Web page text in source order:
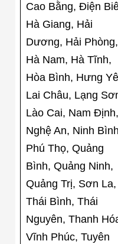
Cao Bằng, Điện
Hà Giang, Hải
Dương, Hải Phòng,
Hà Nam, Hà Tĩnh,
Hòa Bình, Hưng
Lai Châu, Lạng
Lào Cai, Nam Định,
Nghệ An, Ninh
Phú Thọ, Quảng
Bình, Quảng Ninh,
Quảng Trị, Sơn La,
Thái Bình, Thái
Nguyên, Thanh
Vĩnh Phúc, Tuyên